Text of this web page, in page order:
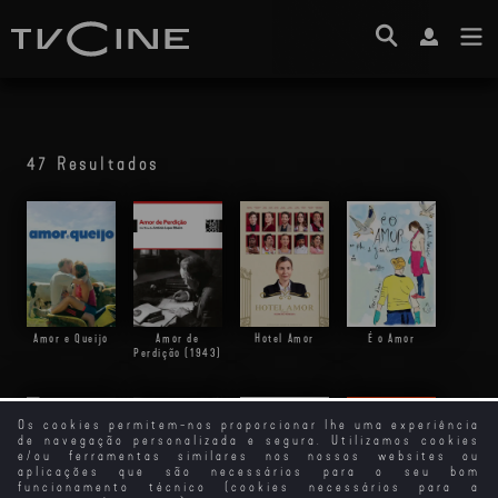
Os cookies permitem-nos proporcionar lhe uma experiência
de navegação personalizada e segura. Utilizamos cookies
e/ou ferramentas similares nos nossos websites ou
aplicações que são necessários para o seu bom
funcionamento técnico (cookies necessários para a
47 Resultados
Amor e Queijo
Amor de
Perdição (1943)
Hotel Amor É o Amor
A Vida, O
Amor... e as